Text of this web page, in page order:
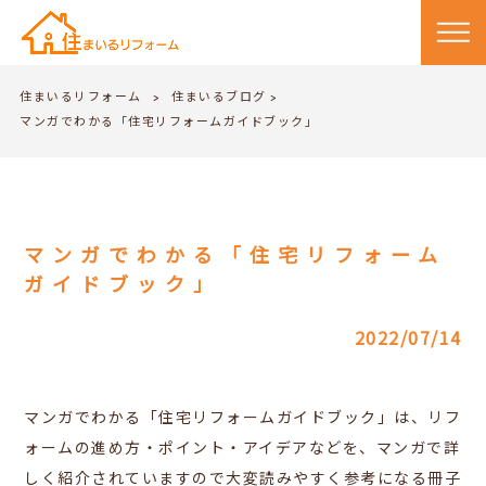
住まいるリフォーム > 住まいるブログ >
マンガでわかる「住宅リフォームガイドブック」
マンガでわかる「住宅リフォーム
ガイドブック」
2022/07/14
マンガでわかる「住宅リフォームガイドブック」は、リフ
ォームの進め方・ポイント・アイデアなどを、マンガで詳
しく紹介されていますので大変読みやすく参考になる冊子